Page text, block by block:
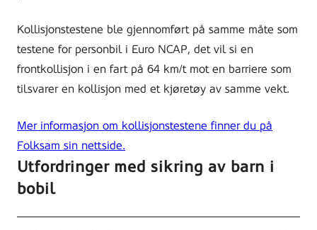
Kollisjonstestene ble gjennomført på samme måte som
testene for personbil i Euro NCAP, det vil si en
frontkollisjon i en fart på 64 km/t mot en barriere som
tilsvarer en kollisjon med et kjøretøy av samme vekt.
Mer informasjon om kollisjonstestene finner du på
Folksam sin nettside.
Utfordringer med sikring av barn i
bobil